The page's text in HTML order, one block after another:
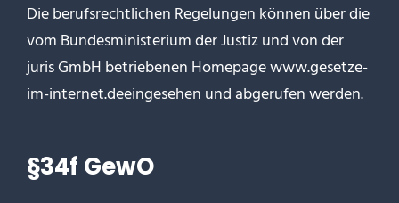
Die berufsrechtlichen Regelungen können über die
vom Bundesministerium der Justiz und von der
juris GmbH betriebenen Homepagewww.gesetze-
im-internet.deeingesehen und abgerufen werden.
§34f GewO